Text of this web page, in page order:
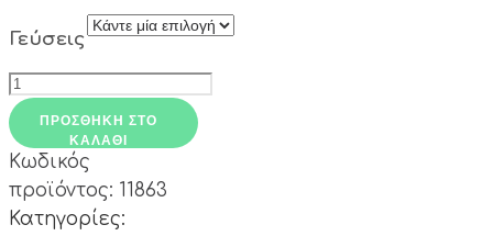
Γεύσεις
Hydra
Train
ποσότητα
ΠΡΟΣΘΉΚΗ ΣΤΟ
ΚΑΛΆΘΙ
Κωδικός
προϊόντος: 11863
Κατηγορίες: